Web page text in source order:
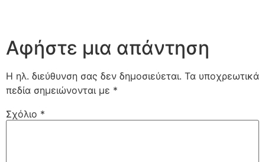
Αφήστε μια απάντηση
Η ηλ. διεύθυνση σας δεν δημοσιεύεται. Τα υποχρεωτικά
πεδία σημειώνονται με *
Σχόλιο *